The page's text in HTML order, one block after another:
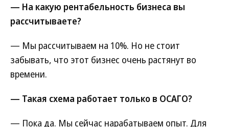
— На какую рентабельность бизнеса вы
рассчитываете?
— Мы рассчитываем на 10%. Но не стоит
забывать, что этот бизнес очень растянут во
времени.
— Такая схема работает только в ОСАГО?
— Пока да. Мы сейчас нарабатываем опыт. Для